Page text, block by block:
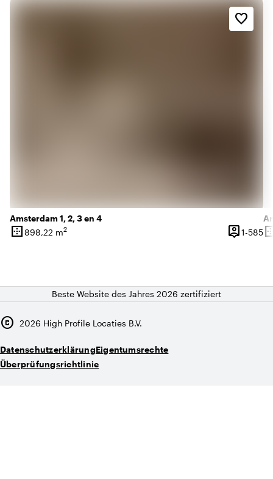
Amsterdam 1, 2, 3 en 4
border_outer
Oberfläche
898,22 m2 person_pin
Kapazität
1-5851
favorite_border
Beste Website des Jahres 2026 zertifiziert
copyright 2026 High Profile Locaties B.V.
DatenschutzerklärungEigentumsrechte
Überprüfungsrichtlinie